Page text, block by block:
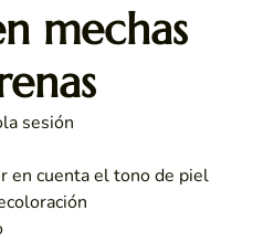
mechas
sesión
en cuenta el tono de piel